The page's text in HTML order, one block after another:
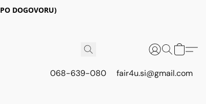
DOGOVORU)
068-639-080 fair4u.si@gmail.com